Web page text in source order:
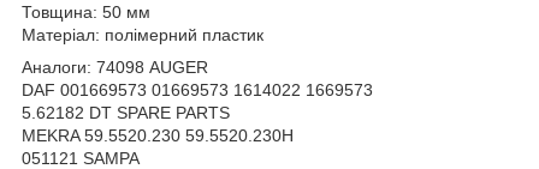
Товщина: 50 мм
Матеріал: полімерний пластик
Аналоги: 74098 AUGER
DAF 001669573 01669573 1614022 1669573
5.62182 DT SPARE PARTS
MEKRA 59.5520.230 59.5520.230H
051121 SAMPA